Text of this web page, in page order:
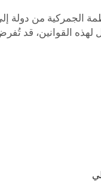
الجمركية من دولة
لهذه القوانين، قد